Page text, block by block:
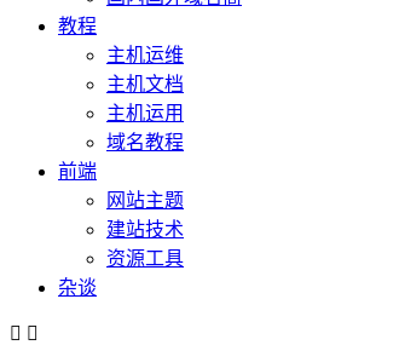
教程
主机运维
主机文档
主机运用
域名教程
前端
网站主题
建站技术
资源工具
杂谈
 